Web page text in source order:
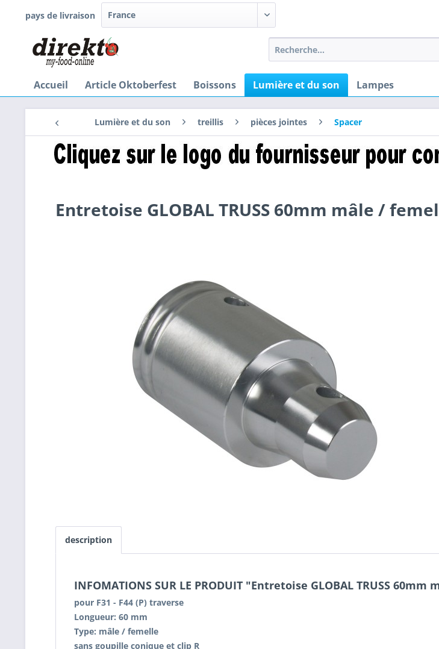
pays de livraison
Accueil Article Oktoberfest Boissons Lumière et du son Lampes
Lumière et du son treillis pièces jointes Spacer
Entretoise GLOBAL TRUSS 60mm mâle /
description
INFOMATIONS SUR LE PRODUIT "Entretoise GLOBAL TRUSS
pour F31 - F44 (P) traverse
Longueur: 60 mm
Type: mâle / femelle
sans goupille conique et clip R